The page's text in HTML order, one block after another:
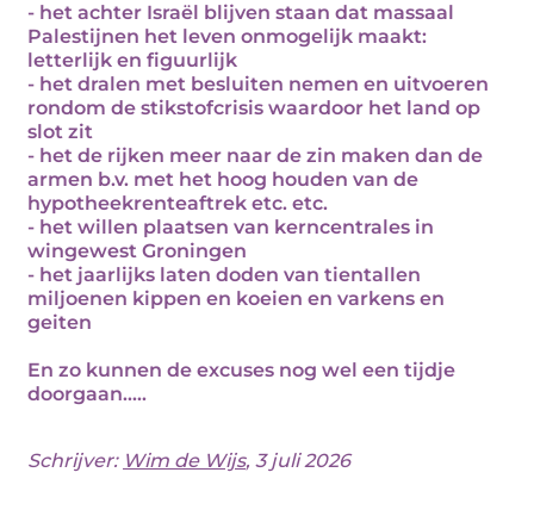
- het achter Israël blijven staan dat massaal
Palestijnen het leven onmogelijk maakt:
letterlijk en figuurlijk
- het dralen met besluiten nemen en uitvoeren
rondom de stikstofcrisis waardoor het land op
slot zit
- het de rijken meer naar de zin maken dan de
armen b.v. met het hoog houden van de
hypotheekrenteaftrek etc. etc.
- het willen plaatsen van kerncentrales in
wingewest Groningen
- het jaarlijks laten doden van tientallen
miljoenen kippen en koeien en varkens en
geiten
En zo kunnen de excuses nog wel een tijdje
doorgaan.....
Schrijver: Wim de Wijs, 3 juli 2026